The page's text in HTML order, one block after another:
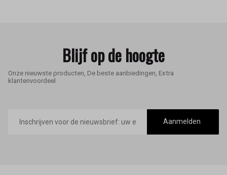
Blijf op de hoogte
Onze nieuwste producten, De beste aanbiedingen, Extra
klantenvoordeel
mailadres
Aanmelden